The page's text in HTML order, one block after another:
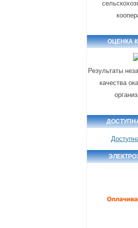
ОЦЕНКА
Результаты
качества